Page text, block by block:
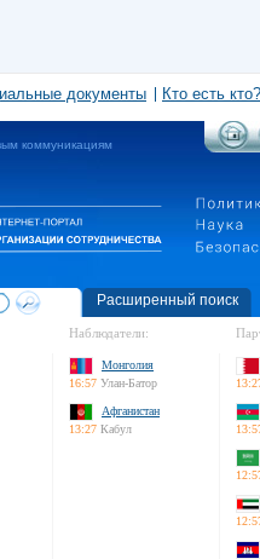
документы Кто есть кто?
коммуникациям
Расширенный поиск
Наблюдатели:
Монголия
16:57 Улан-Батор
Афганистан
13:27 Кабул